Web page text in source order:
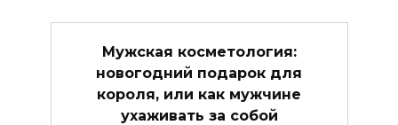
Мужская косметология:
новогодний подарок для
короля, или как мужчине
ухаживать за собой